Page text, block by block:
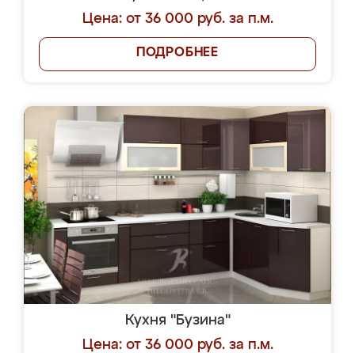
Цена: от 36 000 руб. за п.м.
ПОДРОБНЕЕ
Кухня "Бузина"
Цена: от 36 000 руб. за п.м.